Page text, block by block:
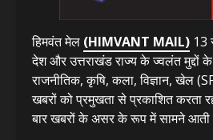
हिमवंत मेल (HIMVANT MAIL) 13
देश और उत्तराखंड राज्य के ज्वलंत मुद्दों
राजनीतिक, कृषि, कला, विज्ञान, खेल
खबरों को प्रमुखता से प्रकाशित करता
बार खबरों के असर के रूप में सामने आती